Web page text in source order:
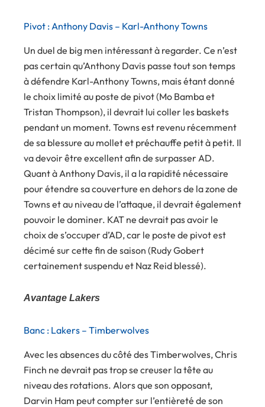
Pivot : Anthony Davis – Karl-Anthony Towns
Un duel de big men intéressant à regarder. Ce n’est
pas certain qu’Anthony Davis passe tout son temps
à défendre Karl-Anthony Towns, mais étant donné
le choix limité au poste de pivot (Mo Bamba et
Tristan Thompson), il devrait lui coller les baskets
pendant un moment. Towns est revenu récemment
de sa blessure au mollet et préchauffe petit à petit. Il
va devoir être excellent afin de surpasser AD.
Quant à Anthony Davis, il a la rapidité nécessaire
pour étendre sa couverture en dehors de la zone de
Towns et au niveau de l’attaque, il devrait également
pouvoir le dominer. KAT ne devrait pas avoir le
choix de s’occuper d’AD, car le poste de pivot est
décimé sur cette fin de saison (Rudy Gobert
certainement suspendu et Naz Reid blessé).
Avantage Lakers
Banc : Lakers – Timberwolves
Avec les absences du côté des Timberwolves, Chris
Finch ne devrait pas trop se creuser la tête au
niveau des rotations. Alors que son opposant,
Darvin Ham peut compter sur l’entièreté de son